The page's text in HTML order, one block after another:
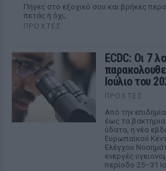
Πήγες στο εξοχικό σου και βρήκες
πετάς ή όχι;
ΠΡΟΧΤΈΣ
ECDC: Οι 7
Ιούλιο του
ΠΡΟΧΤΈΣ
Από την
έως τα
ύδατα, η νέα
Ευρωπαϊκού
Ελέγχου
ενεργές
περίοδο 25–31